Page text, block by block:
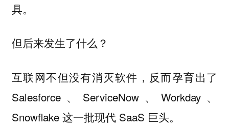
具。
但后来发生了什么？
互联网不但没有消灭软件，反而孕育出了
Salesforce、ServiceNow、Workday、
Snowflake 这一批现代 SaaS 巨头。